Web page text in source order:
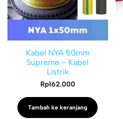
Kabel NYA 50mm
Supreme – Kabel
Listrik
Rp162.000
Tambah ke keranjang